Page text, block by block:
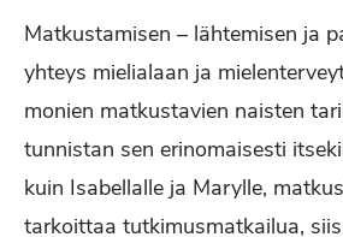
Matkustamisen – lähtemisen ja
yhteys mielialaan ja
monien matkustavien naisten
tunnistan sen erinomaisesti
kuin Isabellalle ja Marylle,
tarkoittaa tutkimusmatkailua,